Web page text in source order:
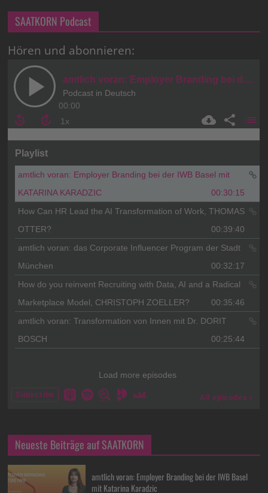
SAATKORN Podcast
Hören und abonnieren:
Neueste Beiträge auf SAATKORN
amtlich voran: Employer Branding bei der IWB Basel
mit Katarina Karadzic